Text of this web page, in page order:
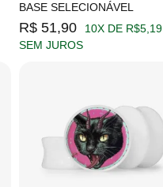
BASE SELECIONÁVEL
R$ 51,90
10X DE R$5,19
SEM JUROS